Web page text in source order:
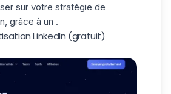
sur votre stratégie de
grâce à un .
LinkedIn (gratuit)